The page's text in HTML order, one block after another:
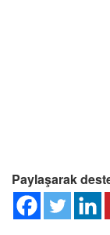
Paylaşarak